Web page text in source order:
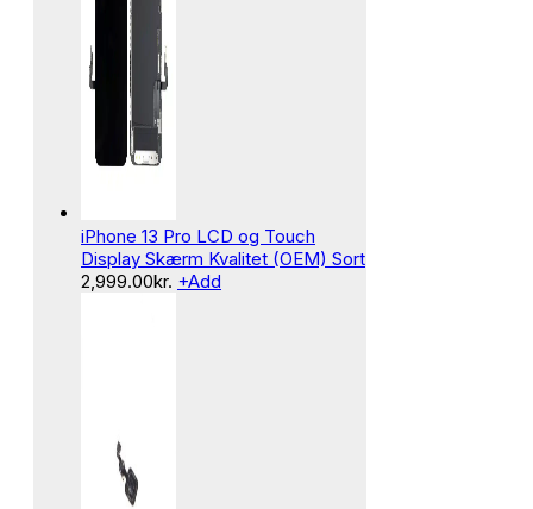
iPhone 13 Pro LCD og Touch
Display Skærm Kvalitet (OEM) Sort
2,999.00kr. +Add